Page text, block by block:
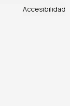
Accesibilidad